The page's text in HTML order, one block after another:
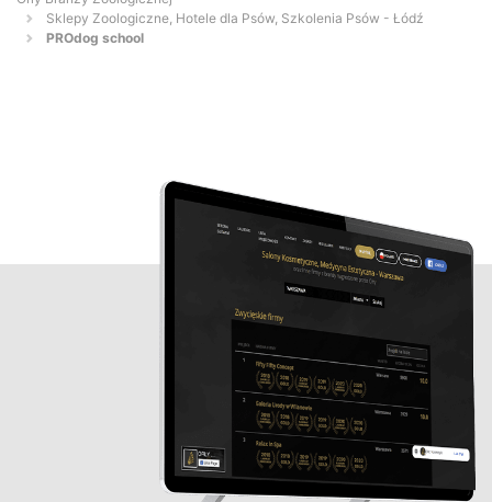
Sklepy Zoologiczne, Hotele dla Psów, Szkolenia Psów - Łódź
PROdog school